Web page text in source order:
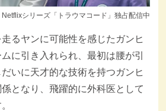
Netflixシリーズ「トラウマコード」独占配信中
るヤンに可能性を感じたガンヒ
に引き入れられ、最初は腰が引
いに天才的な技術を持つガンヒ
となり、飛躍的に外科医として